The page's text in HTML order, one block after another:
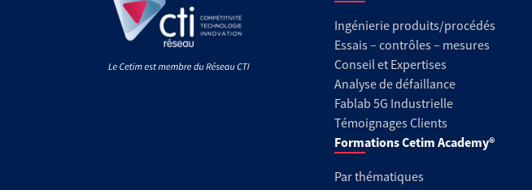
Ingénierie produits/procédés
Essais – contrôles – mesures
Conseil et Expertises
Analyse de défaillance
Fablab 5G Industrielle
Témoignages Clients
Formations Cetim Academy®
Par thématiques